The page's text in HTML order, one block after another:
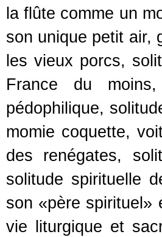
la flûte comme un
son unique petit air,
les vieux porcs,
France du
pédophilique,
momie coquette,
des renégates,
solitude spirituelle
son «père spirituel»
vie liturgique et